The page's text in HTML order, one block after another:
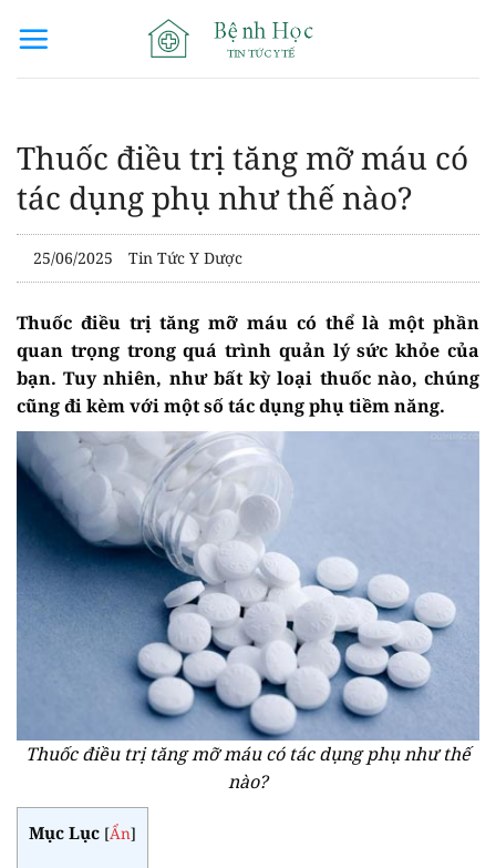
qua
Thuốc điều trị tăng mỡ máu có
tác dụng phụ như thế nào?
25/06/2025 Tin Tức Y Dược
Thuốc điều trị tăng mỡ máu có thể là một phần
quan trọng trong quá trình quản lý sức khỏe của
bạn. Tuy nhiên, như bất kỳ loại thuốc nào, chúng
cũng đi kèm với một số tác dụng phụ tiềm năng.
Thuốc điều trị tăng mỡ máu có tác dụng phụ như thế
nào?
Mục Lục [Ẩn]